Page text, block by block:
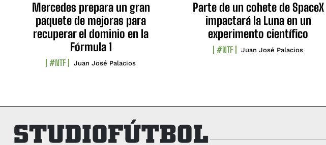
Mercedes prepara un gran
paquete de mejoras para
recuperar el dominio en la
Fórmula 1
#NTF Juan José Palacios
Parte de un cohete de SpaceX
impactará la Luna en un
experimento científico
#NTF Juan José Palacios